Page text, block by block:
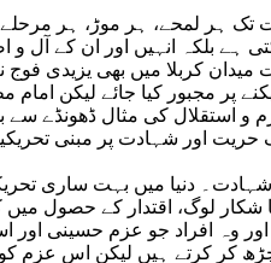
تک ہر لمحے، ہر موڑ، ہر
بلکہ انہیں اور ان کے آل و
میدان کربلا میں بھی یزیدی
مجبور کیا جائے لیکن امام
استقلال کی مثال ڈھونڈے سے
ہجری سے لے کر لمحہ موجود تک حریت
دنیا میں بہت ساری
شکار لوگ، اقتدار کے حصول
وہ افراد جو عزم حسینی اور
کر کرتے ہیں لیکن اس عزم